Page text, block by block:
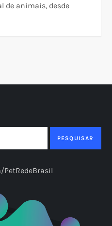
de animais, desde
PESQUISAR